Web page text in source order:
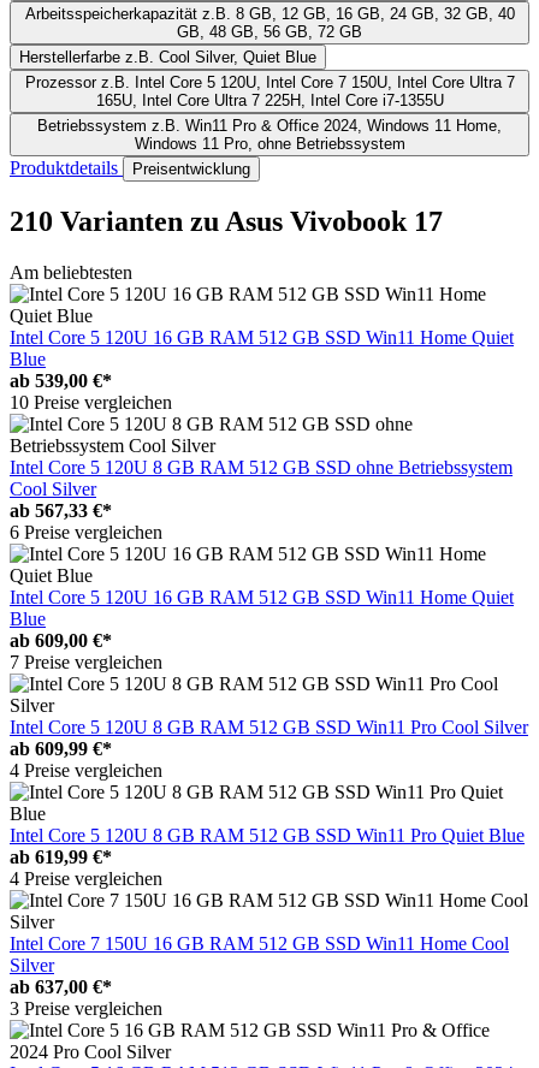
Arbeitsspeicherkapazitätz.B. 8 GB, 12 GB, 16 GB, 24 GB, 32 GB, 40
GB, 48 GB, 56 GB, 72 GB
Herstellerfarbe z.B. Cool Silver, Quiet Blue
Prozessorz.B. Intel Core 5 120U, Intel Core 7 150U, Intel Core Ultra 7
165U, Intel Core Ultra 7 225H, Intel Core i7-1355U
Betriebssystem
Windows 11 Pro, ohne Betriebssystem
Produktdetails Preisentwicklung
210 Varianten zu Asus Vivobook 17
Am beliebtesten
Intel Core 5 120U 16 GB RAM 512 GB SSD Win11 Home Quiet
Blue
ab 539,00 €*
10 Preise vergleichen
Intel Core 5 120U 8 GB RAM 512 GB SSD ohne Betriebssystem
Cool Silver
ab 567,33 €*
6 Preise vergleichen
Intel Core 5 120U 16 GB RAM 512 GB SSD Win11 Home Quiet
Blue
ab 609,00 €*
7 Preise vergleichen
Intel Core 5 120U 8 GB RAM 512 GB SSD Win11 Pro Cool Silver
ab 609,99 €*
4 Preise vergleichen
Intel Core 5 120U 8 GB RAM 512 GB SSD Win11 Pro Quiet Blue
ab 619,99 €*
4 Preise vergleichen
Intel Core 7 150U 16 GB RAM 512 GB SSD Win11 Home Cool
Silver
ab 637,00 €*
3 Preise vergleichen